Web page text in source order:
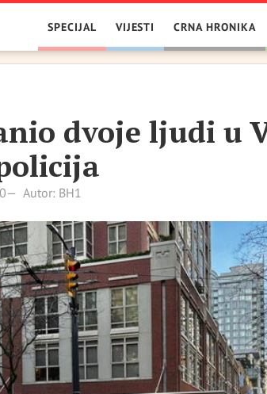
SPECIJAL VIJESTI CRNA HRONIKA
dvoje ljudi u
Autor: BH1